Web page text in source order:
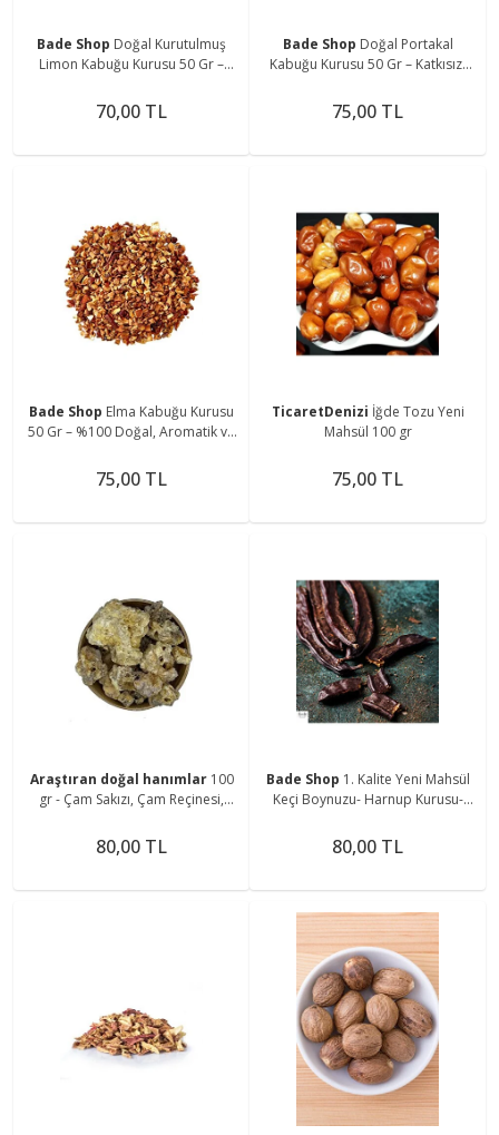
Bade Shop Doğal Kurutulmuş
Limon Kabuğu Kurusu 50 Gr –
70,00 TL
Bade Shop Doğal Portakal
Kabuğu Kurusu 50 Gr – Katkısız,
75,00 TL
Bade Shop Elma Kabuğu Kurusu
50 Gr – %100 Doğal, Aromatik ve
75,00 TL
TicaretDenizi İğde Tozu Yeni
Mahsül 100 gr
75,00 TL
Araştıran doğal hanımlar 100
gr - Çam Sakızı, Çam Reçinesi,
80,00 TL
Bade Shop 1. Kalite Yeni Mahsül
Keçi Boynuzu- Harnup Kurusu-
80,00 TL